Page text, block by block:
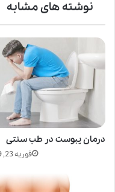
نوشته های مشابه
درمان یبوست در طب سنتی
فوریه 23, 2019